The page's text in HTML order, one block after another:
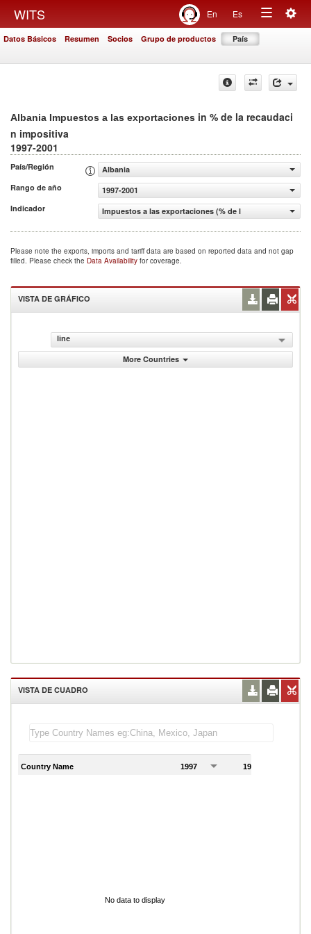
WITS En Es
Toggle
Datos Básicos Resumen Socios Grupo de productos País
Albania Impuestos a las exportaciones in % de la recaudaci
n impositiva
1997-2001
País/Región
Albania
Rango de año
1997-2001
Indicador
Impuestos a las exportaciones (% de la recaudaci n
Please note the exports, imports and tariff data are based on reported data and not gap
filled. Please check the Data Availability for coverage.
VISTA DE GRÁFICO
line
More Countries
VISTA DE CUADRO
Country Name 1997 1998
No data to display